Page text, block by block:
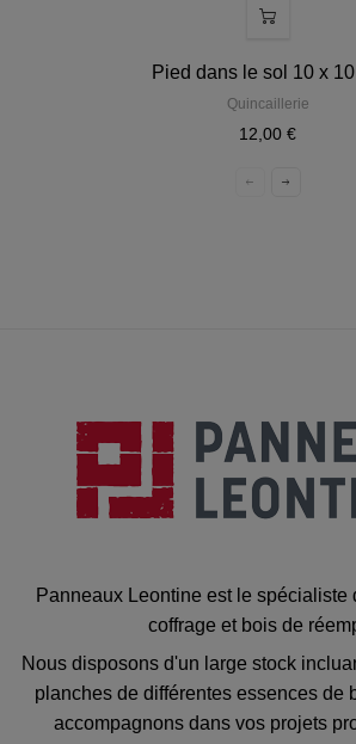
Pied dans le sol 10 x
Quincaillerie
12,00 €
Panneaux Leontine est le spécialiste
coffrage et bois de
Nous disposons d'un large stock
planches de différentes essences de
accompagnons dans vos projets